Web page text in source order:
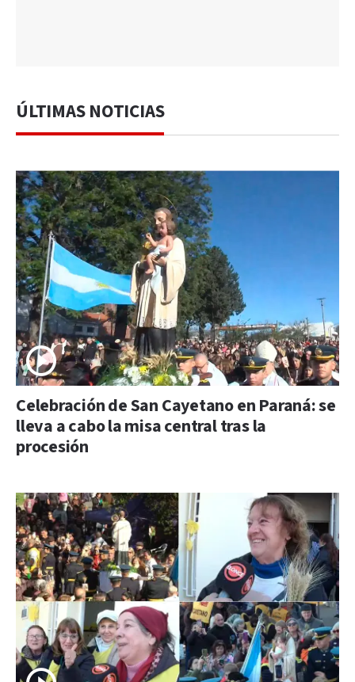
ÚLTIMAS NOTICIAS
Celebración de San Cayetano en Paraná: se
lleva a cabo la misa central tras la
procesión